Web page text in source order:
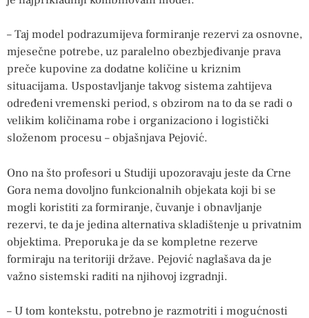
– Taj model podrazumijeva formiranje rezervi za osnovne,
mjesečne potrebe, uz paralelno obezbjeđivanje prava
preče kupovine za dodatne količine u kriznim
situacijama. Uspostavljanje takvog sistema zahtijeva
određeni vremenski period, s obzirom na to da se radi o
velikim količinama robe i organizaciono i logistički
složenom procesu – objašnjava Pejović.
Ono na što profesori u Studiji upozoravaju jeste da Crne
Gora nema dovoljno funkcionalnih objekata koji bi se
mogli koristiti za formiranje, čuvanje i obnavljanje
rezervi, te da je jedina alternativa skladištenje u privatnim
objektima. Preporuka je da se kompletne rezerve
formiraju na teritoriji države. Pejović naglašava da je
važno sistemski raditi na njihovoj izgradnji.
– U tom kontekstu, potrebno je razmotriti i mogućnosti